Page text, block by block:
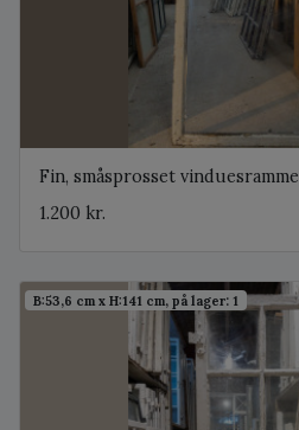
Fin, småsprosset vinduesramme
1.200 kr.
B:53,6 cm x H:141 cm, på lager: 1